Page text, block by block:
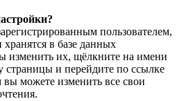
пользователем,
в базе данных
изменить их, щёлкните на имени
страницы и перейдите по ссылке
вы можете изменить все свои